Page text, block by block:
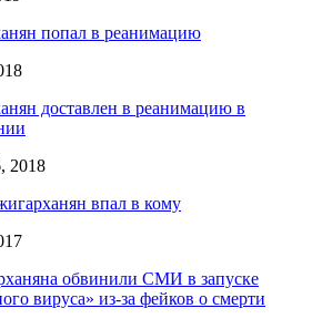
попал в реанимацию
доставлен в реанимацию в
2018
впал в кому
обвинили СМИ в запуске
вируса» из-за фейков о смерти